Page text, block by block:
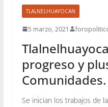
TLALNELHUAYOCAN
5 marzo, 2021
progreso y
Comunidades.
Se inician los trabajos de